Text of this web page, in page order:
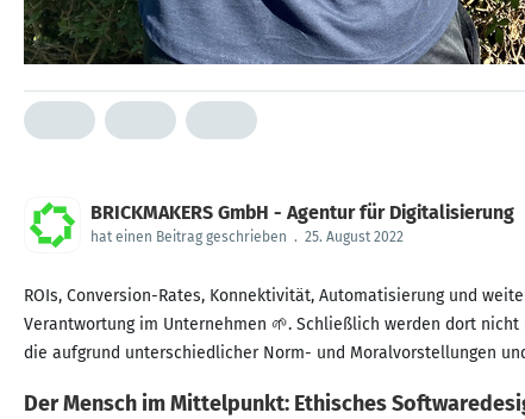
BRICKMAKERS GmbH - Agentur für Digitalisierung
hat einen Beitrag geschrieben . 25. August 2022
ROIs, Conversion-Rates, Konnektivität, Automatisierung und
Verantwortung im Unternehmen 🌱. Schließlich werden dort
die aufgrund unterschiedlicher Norm- und Moralvorstellungen
Der Mensch im Mittelpunkt: Ethisches